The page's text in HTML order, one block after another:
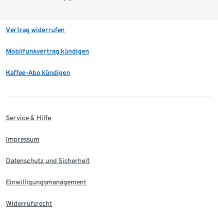
Vertrag widerrufen
Mobilfunkvertrag kündigen
Kaffee-Abo kündigen
Service & Hilfe
Impressum
Datenschutz und Sicherheit
Einwilligungsmanagement
Widerrufsrecht